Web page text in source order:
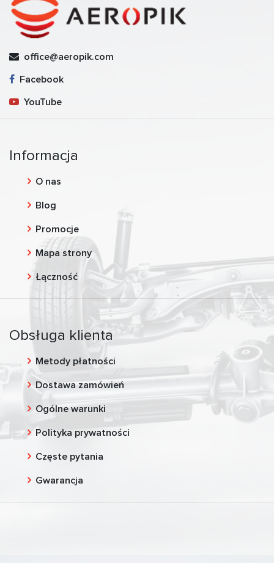
office@aeropik.com
Facebook
YouTube
Informacja
O nas
Blog
Promocje
Mapa strony
Łączność
Obsługa klienta
Metody płatności
Dostawa zamówień
Ogólne warunki
Polityka prywatności
Częste pytania
Gwarancja